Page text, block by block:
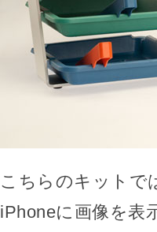
こちらのキットで
iPhoneに画像を表